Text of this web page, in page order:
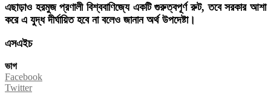
এছাড়াও হরমুজ প্রণালী বিশ্ববাণিজ্যে একটি গুরুত্বপূর্ণ রুট, তবে সরকার আশা
করে এ যুদ্ধ দীর্ঘায়িত হবে না বলেও জানান অর্থ উপদেষ্টা।
এসএইচ
ভাগ
Facebook
Twitter